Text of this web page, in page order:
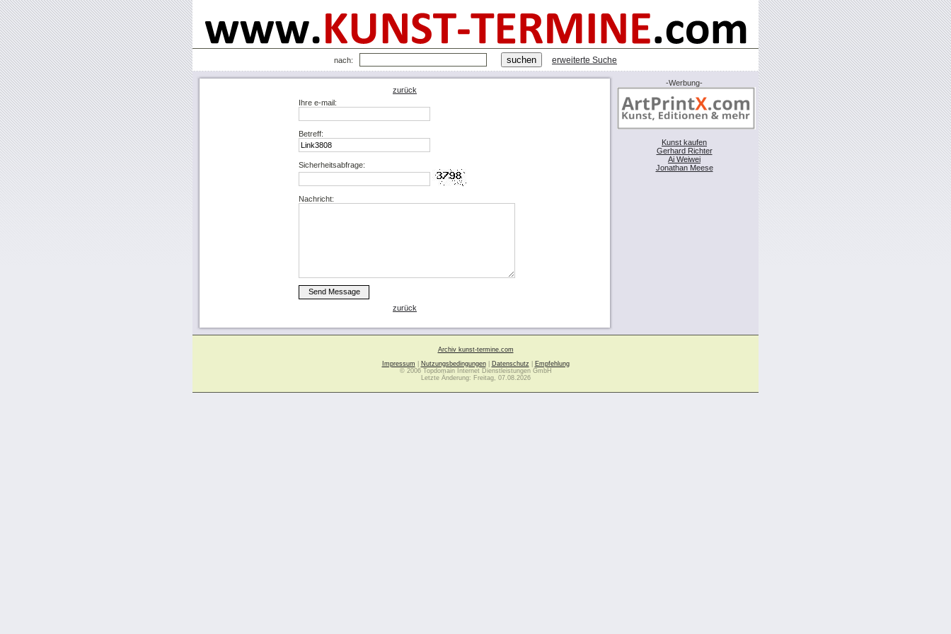
nach: erweiterte Suche
zurück
Ihre e-mail:
Betreff:
Sicherheitsabfrage:
Nachricht:
zurück
-Werbung-
Kunst kaufen
Gerhard Richter
Ai Weiwei
Jonathan Meese
Archiv kunst-termine.com
Impressum
Nutzungsbedingungen| Datenschutz
Empfehlung
© 2006 Topdomain Internet Dienstleistungen GmbH
Letzte Änderung: Freitag, 07.08.2026